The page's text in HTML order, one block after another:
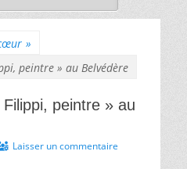
»
peintre » au Belvédère
peintre » au
Laisser un commentaire